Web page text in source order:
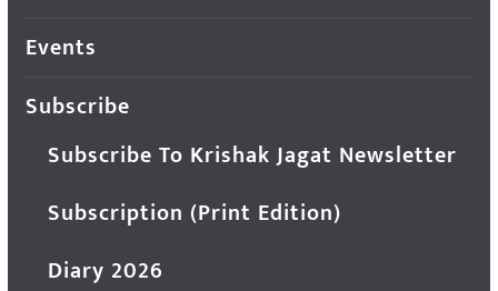
Events
Subscribe
Subscribe To Krishak Jagat Newsletter
Subscription (Print Edition)
Diary 2026